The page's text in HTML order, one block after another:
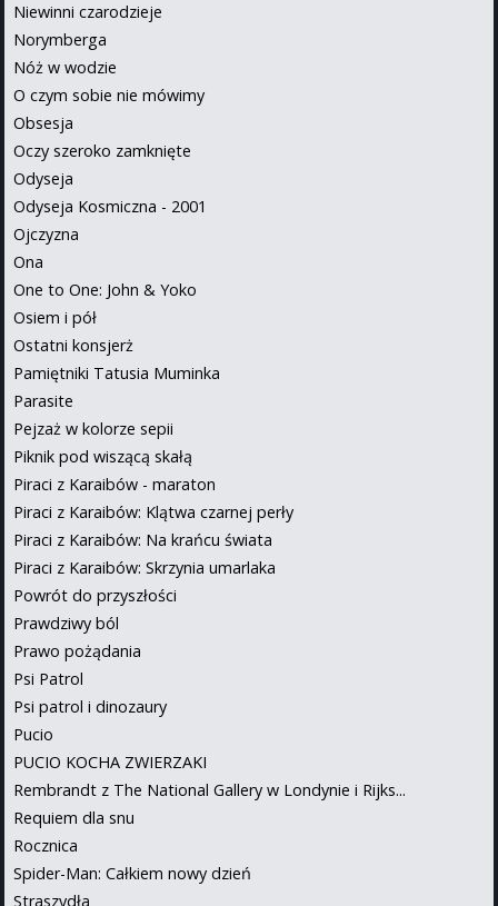
Niewinni czarodzieje
Norymberga
Nóż w wodzie
O czym sobie nie mówimy
Obsesja
Oczy szeroko zamknięte
Odyseja
Odyseja Kosmiczna - 2001
Ojczyzna
Ona
One to One: John & Yoko
Osiem i pół
Ostatni konsjerż
Pamiętniki Tatusia Muminka
Parasite
Pejzaż w kolorze sepii
Piknik pod wiszącą skałą
Piraci z Karaibów - maraton
Piraci z Karaibów: Klątwa czarnej perły
Piraci z Karaibów: Na krańcu świata
Piraci z Karaibów: Skrzynia umarlaka
Powrót do przyszłości
Prawdziwy ból
Prawo pożądania
Psi Patrol
Psi patrol i dinozaury
Pucio
PUCIO KOCHA ZWIERZAKI
Rembrandt z The National Gallery w Londynie i Rijks...
Requiem dla snu
Rocznica
Spider-Man: Całkiem nowy dzień
Straszydła